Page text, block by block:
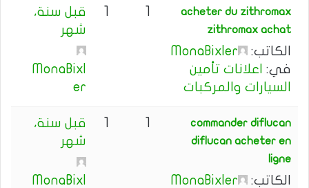
acheter du zithromax
zithromax achat
الكاتب:
MonaBixler
في: اعلانات تأمين
السيارات والمركبات
قبل سنة،
شهر
MonaBixl
er
commander diflucan
diflucan acheter en
ligne
الكاتب:
MonaBixler
قبل سنة،
شهر
MonaBixl